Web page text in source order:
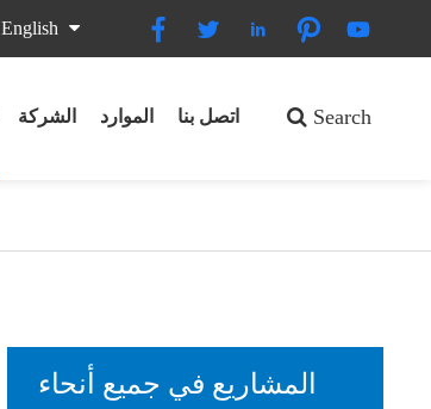
    
English
الشركة الموارد اتصل بنا Search
المشاريع في جميع أنحاء